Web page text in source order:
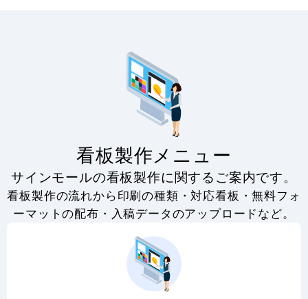
看板製作メニュー
サインモールの看板製作に関するご案内です。
看板製作の流れから印刷の種類・対応看板・無料フォ
ーマットの配布・入稿データのアップロードなど。